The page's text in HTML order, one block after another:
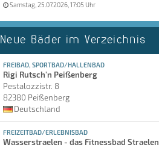
Samstag, 25.07.2026, 17:05 Uhr
Neue Bäder im Verzeichnis
FREIBAD, SPORTBAD/HALLENBAD
Rigi Rutsch'n Peißenberg
Pestalozzistr. 8
82380 Peißenberg
Deutschland
FREIZEITBAD/ERLEBNISBAD
Wasserstraelen - das Fitnessbad Straelen